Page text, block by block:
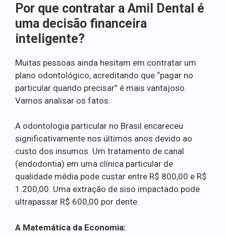
Por que contratar a Amil Dental é
uma decisão financeira
inteligente?
Muitas pessoas ainda hesitam em contratar um
plano odontológico, acreditando que “pagar no
particular quando precisar” é mais vantajoso.
Vamos analisar os fatos.
A odontologia particular no Brasil encareceu
significativamente nos últimos anos devido ao
custo dos insumos. Um tratamento de canal
(endodontia) em uma clínica particular de
qualidade média pode custar entre R$ 800,00 e R$
1.200,00. Uma extração de siso impactado pode
ultrapassar R$ 600,00 por dente.
A Matemática da Economia: